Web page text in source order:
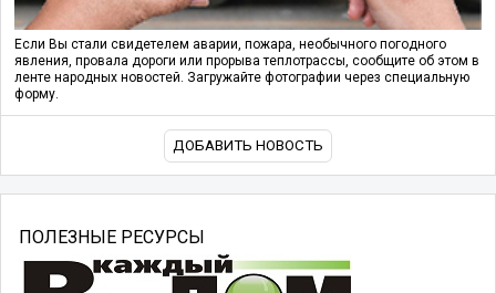
Если Вы стали свидетелем аварии, пожара, необычного погодного
явления, провала дороги или прорыва теплотрассы, сообщите об этом в
ленте народных новостей. Загружайте фотографии через специальную
форму.
ДОБАВИТЬ НОВОСТЬ
ПОЛЕЗНЫЕ РЕСУРСЫ